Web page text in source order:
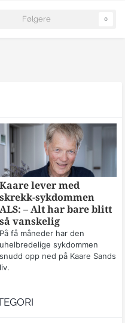
Følgere 0
Kaare lever med
skrekk-sykdommen
ALS: – Alt har bare blitt
så vanskelig
På få måneder har den
uhelbredelige sykdommen
snudd opp ned på Kaare Sands
liv.